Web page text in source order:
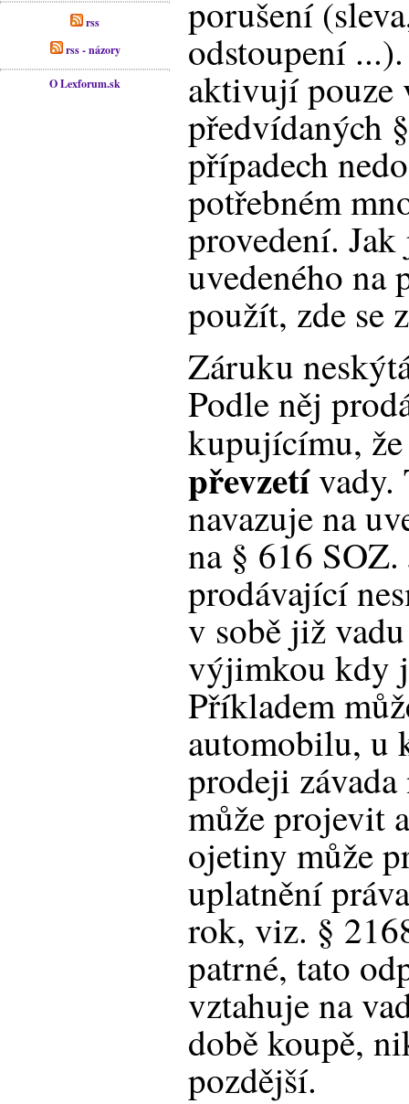
rss
rss - názory
O Lexforum.sk
porušení
odstoupení
aktivují pouze
předvídaných
případech
potřebném
provedení.
uvedeného na
použít, zde se
Záruku
Podle něj
kupujícímu,
převzetívady.
navazuje na
na § 616 SOZ.
prodávající
v sobě již
výjimkou kdy
Příkladem
automobilu, u
prodeji
může projevit
ojetiny může
uplatnění
rok, viz. §
patrné, tato
vztahuje na
době koupě,
pozdější.